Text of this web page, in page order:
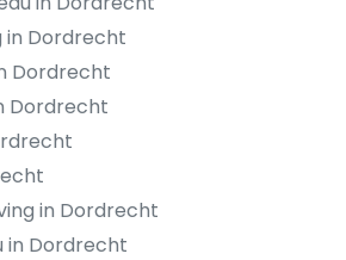
Dordrecht
Dordrecht
Dordrecht
in Dordrecht
in Dordrecht